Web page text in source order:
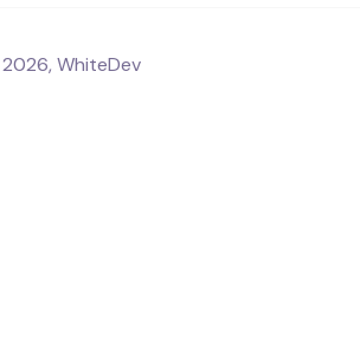
2026, WhiteDev